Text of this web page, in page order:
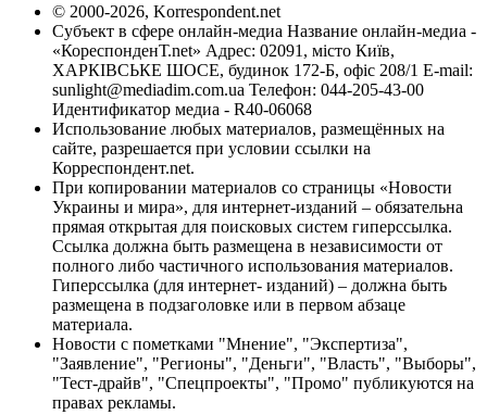
© 2000-2026, Korrespondent.net
Субъект в сфере онлайн-медиа Название онлайн-медиа -
«КореспонденТ.net» Адрес: 02091, місто Київ,
ХАРКІВСЬКЕ ШОСЕ, будинок 172-Б, офіс 208/1 E-mail:
sunlight@mediadim.com.ua Телефон: 044-205-43-00
Идентификатор медиа - R40-06068
Использование любых материалов, размещённых на
сайте, разрешается при условии ссылки на
Корреспондент.net.
При копировании материалов со страницы «Новости
Украины и мира», для интернет-изданий – обязательна
прямая открытая для поисковых систем гиперссылка.
Ссылка должна быть размещена в независимости от
полного либо частичного использования материалов.
Гиперссылка (для интернет- изданий) – должна быть
размещена в подзаголовке или в первом абзаце
материала.
Новости с пометками "Мнение", "Экспертиза",
"Заявление", "Регионы", "Деньги", "Власть", "Выборы",
"Тест-драйв", "Спецпроекты", "Промо" публикуются на
правах рекламы.